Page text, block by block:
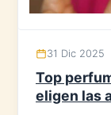
31 Dic 2025
Top
eligen las